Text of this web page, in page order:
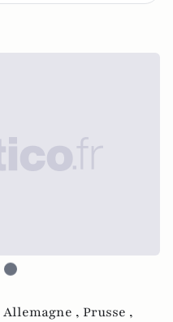
Allemagne , Prusse ,